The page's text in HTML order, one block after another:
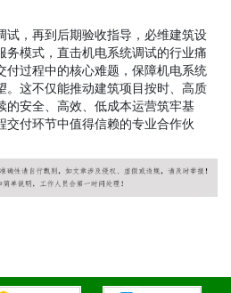
试，再到后期验收指导，必维建筑设
务模式，直击机电系统调试的行业痛
付过程中的核心难题，保障机电系统
。这不仅能推动建筑项目按时、高质
的安全、高效、低成本运营筑牢基
付环节中值得信赖的专业合作伙